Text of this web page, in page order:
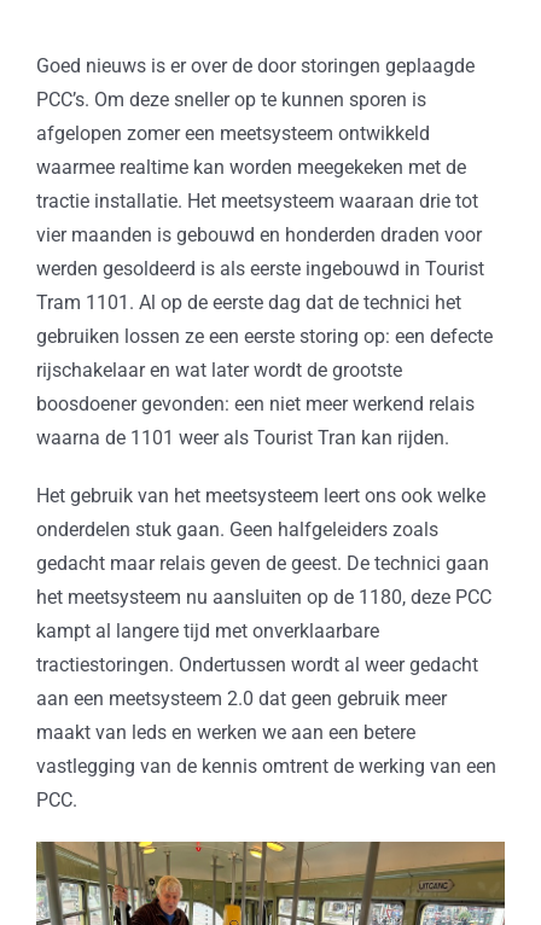
Goed nieuws is er over de door storingen geplaagde
PCC’s. Om deze sneller op te kunnen sporen is
afgelopen zomer een meetsysteem ontwikkeld
waarmee realtime kan worden meegekeken met de
tractie installatie. Het meetsysteem waaraan drie tot
vier maanden is gebouwd en honderden draden voor
werden gesoldeerd is als eerste ingebouwd in Tourist
Tram 1101. Al op de eerste dag dat de technici het
gebruiken lossen ze een eerste storing op: een defecte
rijschakelaar en wat later wordt de grootste
boosdoener gevonden: een niet meer werkend relais
waarna de 1101 weer als Tourist Tran kan rijden.
Het gebruik van het meetsysteem leert ons ook welke
onderdelen stuk gaan. Geen halfgeleiders zoals
gedacht maar relais geven de geest. De technici gaan
het meetsysteem nu aansluiten op de 1180, deze PCC
kampt al langere tijd met onverklaarbare
tractiestoringen. Ondertussen wordt al weer gedacht
aan een meetsysteem 2.0 dat geen gebruik meer
maakt van leds en werken we aan een betere
vastlegging van de kennis omtrent de werking van een
PCC.